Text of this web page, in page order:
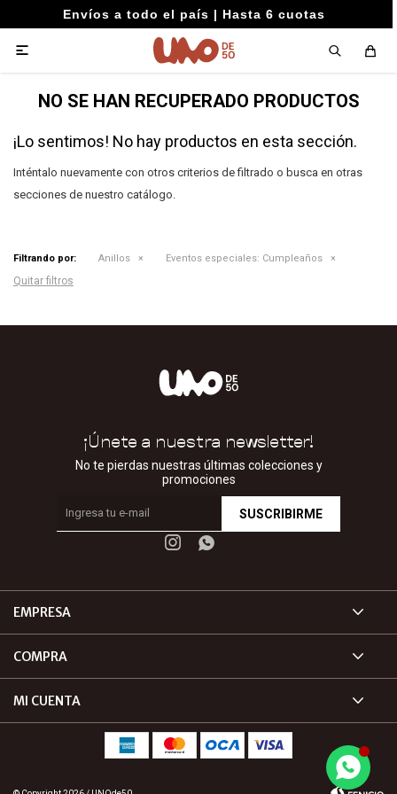
Envíos a todo el país | Hasta 6 cuotas

NO SE HAN RECUPERADO PRODUCTOS
¡Lo sentimos! No hay productos en esta sección.
Inténtalo nuevamente con otros criterios de filtrado o busca en otras
secciones de nuestro catálogo.
Filtrando por: Anillos Eventos especiales: Cumpleaños
Quitar filtros
EMPRESA
COMPRA
MI CUENTA
¡Únete a nuestra newsletter!
No te pierdas nuestras últimas colecciones y
promociones
SUSCRIBIRME
 